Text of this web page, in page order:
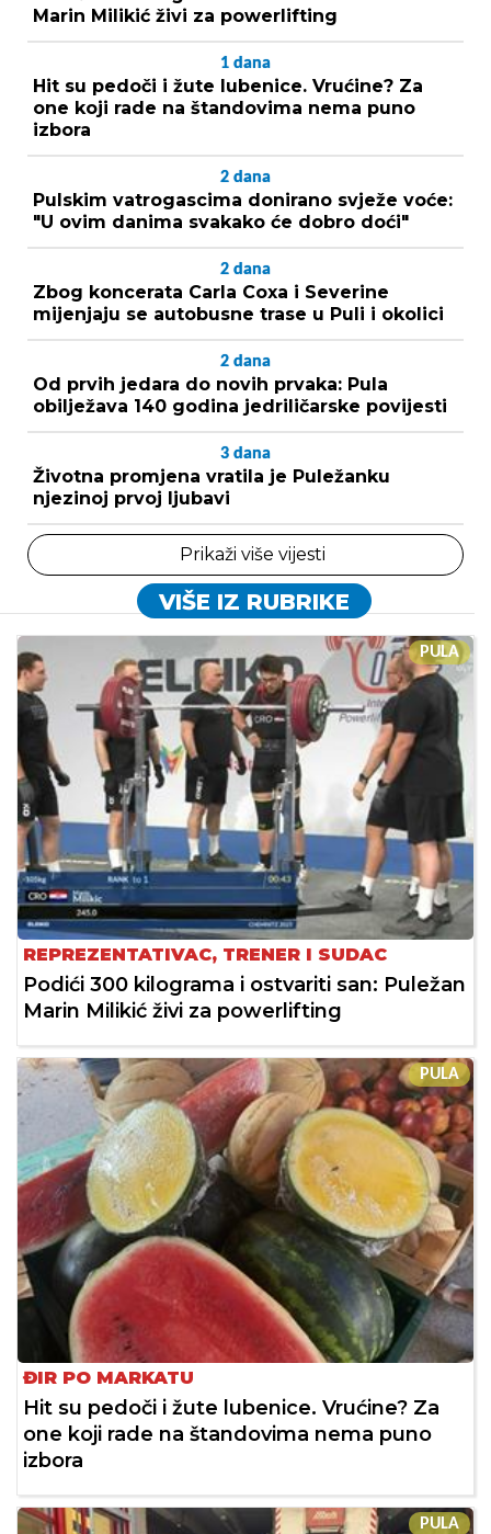
Marin Milikić živi za powerlifting
1 dana
Hit su pedoči i žute lubenice. Vrućine? Za
one koji rade na štandovima nema puno
izbora
2 dana
Pulskim vatrogascima donirano svježe voće:
"U ovim danima svakako će dobro doći"
2 dana
Zbog koncerata Carla Coxa i Severine
mijenjaju se autobusne trase u Puli i okolici
2 dana
Od prvih jedara do novih prvaka: Pula
obilježava 140 godina jedriličarske povijesti
3 dana
Životna promjena vratila je Puležanku
njezinoj prvoj ljubavi
Prikaži više vijesti
VIŠE IZ RUBRIKE
PULA
REPREZENTATIVAC, TRENER I SUDAC
Podići 300 kilograma i ostvariti san: Puležan
Marin Milikić živi za powerlifting
PULA
ĐIR PO MARKATU
Hit su pedoči i žute lubenice. Vrućine? Za
one koji rade na štandovima nema puno
izbora
PULA